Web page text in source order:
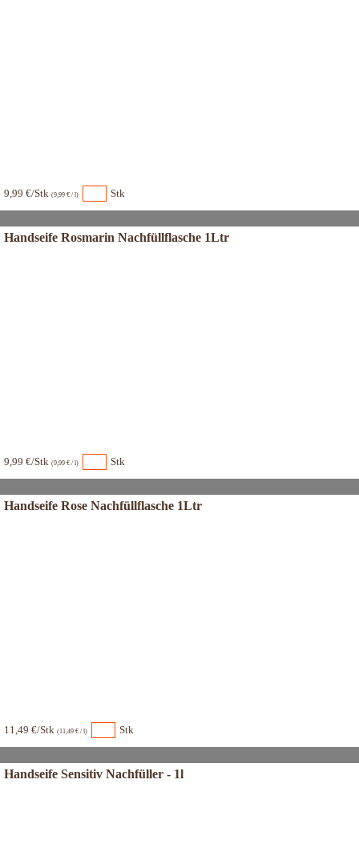
9,99 €/Stk (9,99 € / l) Stk
Handseife Rosmarin Nachfüllflasche 1Ltr
9,99 €/Stk (9,99 € / l) Stk
Handseife Rose Nachfüllflasche 1Ltr
11,49 €/Stk (11,49 € / l) Stk
Handseife Sensitiv Nachfüller - 1l